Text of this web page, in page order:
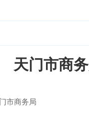
天门市商
市商务局